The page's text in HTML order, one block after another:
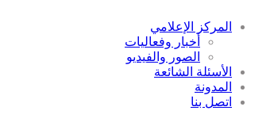
المركز الإعلامي
أخبار وفعاليات
الصور والفيديو
الأسئلة الشائعة
المدونة
اتصل بنا